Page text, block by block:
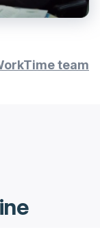
team